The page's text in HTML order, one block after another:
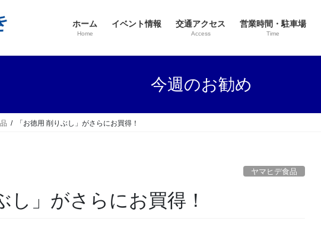
ホーム
Home
イベント情報 交通アクセス
Access
営業時間・駐車場
Time
今週のお勧め
「お徳用 削りぶし」がさらにお買得！
ヤマヒデ食品
し」がさらにお買得！